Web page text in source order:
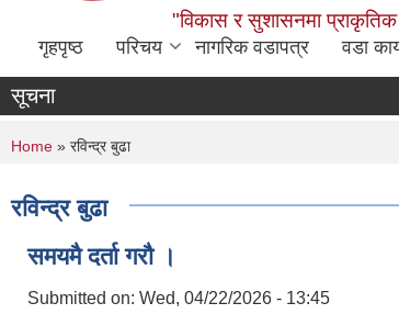
"विकास र सुशासनमा
गृहपृष्ठ परिचय नागरिक वडापत्र वडा
सूचना
You are here
Home » रविन्द्र बुढा
रविन्द्र बुढा
समयमै दर्ता गरौ ।
Submitted on: Wed, 04/22/2026 - 13:45